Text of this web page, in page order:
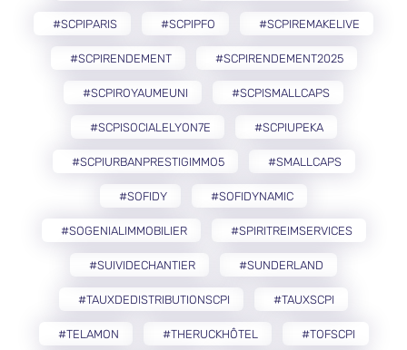
#SCPIPARIS #SCPIPFO #SCPIREMAKELIVE
#SCPIRENDEMENT #SCPIRENDEMENT2025
#SCPIROYAUMEUNI #SCPISMALLCAPS
#SCPISOCIALELYON7E #SCPIUPEKA
#SCPIURBANPRESTIGIMMO5 #SMALLCAPS
#SOFIDY #SOFIDYNAMIC
#SOGENIALIMMOBILIER #SPIRITREIMSERVICES
#SUIVIDECHANTIER #SUNDERLAND
#TAUXDEDISTRIBUTIONSCPI #TAUXSCPI
#TELAMON #THERUCKHÔTEL #TOFSCPI